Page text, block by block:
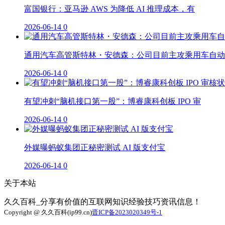
富国银行：亚马逊 AWS 为降低 AI 推理成本，有
2026-06-14 0
通用汽车高管斯特林・安德森：公司目前主攻乘用车自
2026-06-14 0
有望冲刺“脑机接口第一股”：博睿康科创板 IPO 审
2026-06-14 0
外媒曝蚂蚁集团正秘密测试 AI 版支付宝
2026-06-14 0
关于本站
久久百科_分享有价值的互联网知识经验技巧资讯信息！
Copyright @ 久久百科(ip99.cn)晋ICP备2023020349号-1